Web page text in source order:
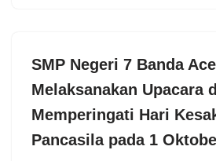
SMP Negeri 7 Banda
Melaksanakan Upacara
Memperingati Hari
Pancasila pada 1